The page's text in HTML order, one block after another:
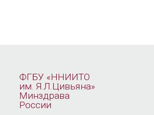
ФГБУ «ННИИТО
им. Я.Л.Цивьяна»
Минздрава
России